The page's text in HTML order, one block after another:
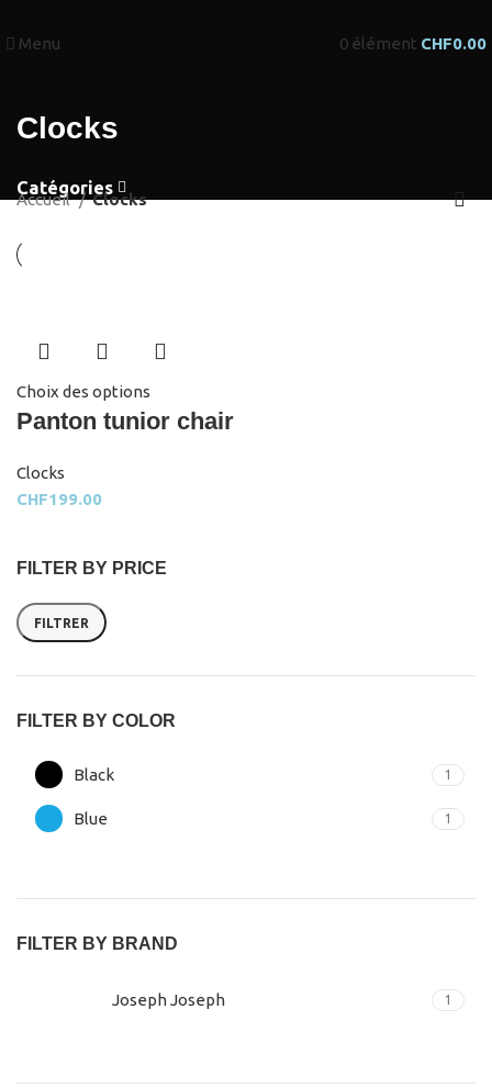
Menu 0 élément CHF0.00
Clocks
Catégories
FILTER BY PRICE
FILTRER
FILTER BY COLOR
Black 1
Blue 1
FILTER BY BRAND
Joseph Joseph 1
Accueil Clocks
Choix des options
Panton tunior chair
Clocks
CHF199.00